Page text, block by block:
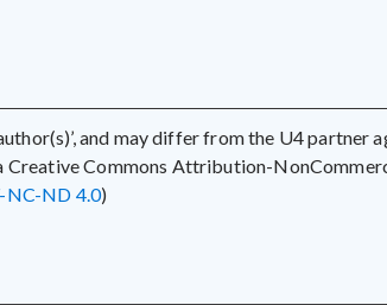
and may differ from the U4 partner
Creative Commons Attribution-
NC-ND 4.0)